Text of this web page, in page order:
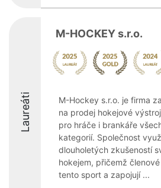
Laureáti
M-HOCKEY s.r.o.
M-Hockey s.r.o. je firma
na prodej hokejové
pro hráče i brankáře
kategorií. Společnost
dlouholetých zkušeností
hokejem, přičemž
tento sport a zapojují ...